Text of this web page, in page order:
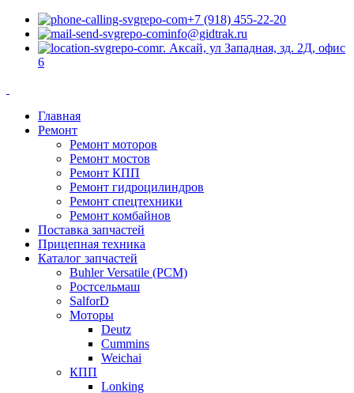
+7 (918) 455-22-20
info@gidtrak.ru
г. Аксай, ул Западная, зд. 2Д, офис
6
Главная
Ремонт
Ремонт моторов
Ремонт мостов
Ремонт КПП
Ремонт гидроцилиндров
Ремонт спецтехники
Ремонт комбайнов
Поставка запчастей
Прицепная техника
Каталог запчастей
Buhler Versatile (РСМ)
Ростсельмаш
SalforD
Моторы
Deutz
Cummins
Weichai
КПП
Lonking